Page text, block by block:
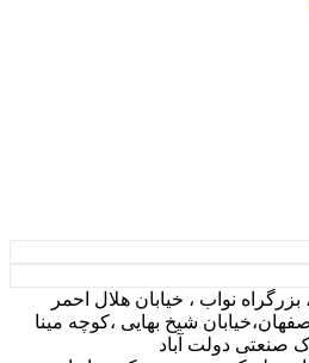
نواب ، خیابان هلال احمر
شیخ بهایی ،کوچه مینا
صنعتی دولت آباد